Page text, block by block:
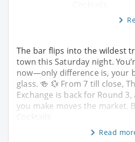
The bar flips into the wildest
town this Saturday night.
now—only difference is, your
glass. 🍻 💱 From 7 till close,
Exchange is back for Round
you make moves the market.
Read